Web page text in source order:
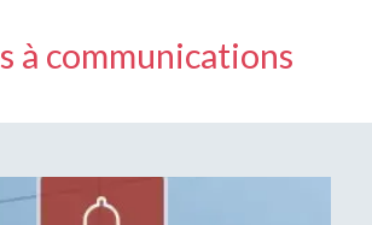
à communications